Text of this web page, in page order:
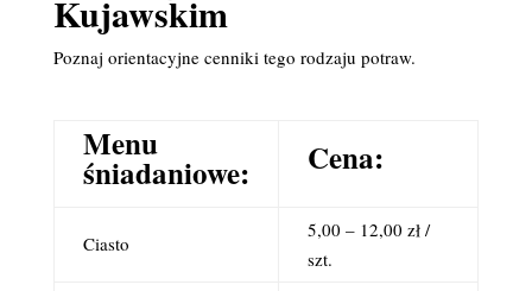
Kujawskim
Poznaj orientacyjne cenniki tego rodzaju potraw.
Menu
śniadaniowe: Cena:
Ciasto
5,00 – 12,00 zł /
szt.